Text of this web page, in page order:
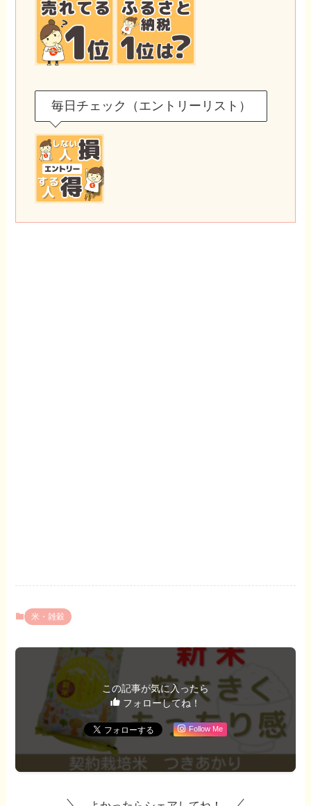
毎日チェック（エントリーリスト）
米・雑穀
この記事が気に入ったら
フォローしてね！
Follow Me